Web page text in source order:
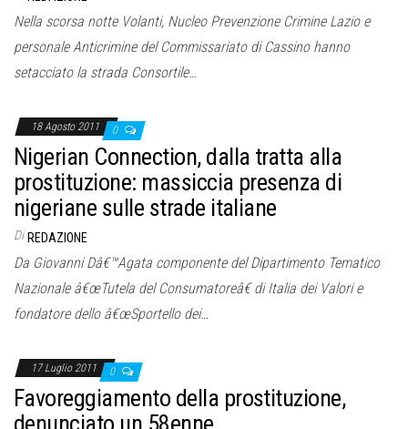
Nella scorsa notte Volanti, Nucleo Prevenzione Crimine Lazio e
personale Anticrimine del Commissariato di Cassino hanno
setacciato la strada Consortile…
18 Agosto 2011 0
Nigerian Connection, dalla tratta alla
prostituzione: massiccia presenza di
nigeriane sulle strade italiane
Di REDAZIONE
Da Giovanni Dâ€™Agata componente del Dipartimento Tematico
Nazionale â€œTutela del Consumatoreâ€ di Italia dei Valori e
fondatore dello â€œSportello dei…
17 Luglio 2011 0
Favoreggiamento della prostituzione,
denunciato un 58enne